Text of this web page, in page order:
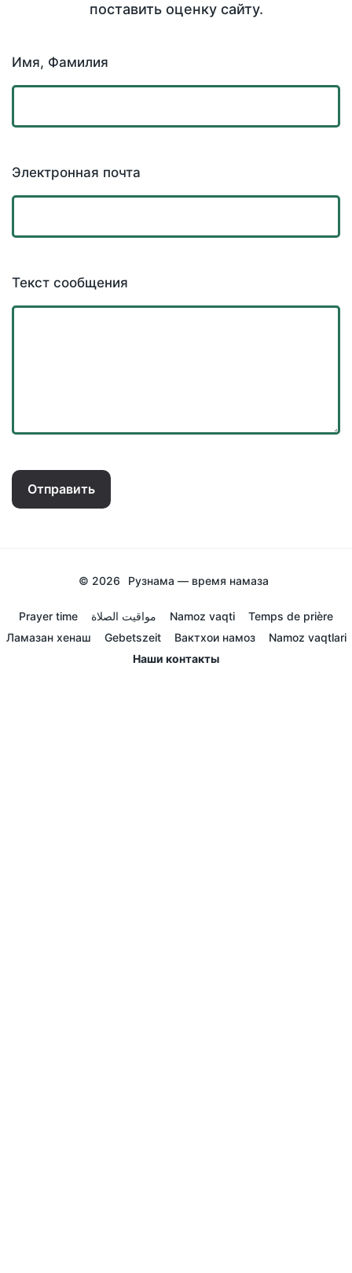
поставить оценку сайту.
Имя, Фамилия
Электронная почта
Текст сообщения
Отправить
© 2026 Рузнама — время намаза
Prayer time مواقيت الصلاة Namoz vaqti
Temps de prière
Ламазан хенаш
Gebetszeit Вактхои намоз
Namoz vaqtlari
Наши контакты